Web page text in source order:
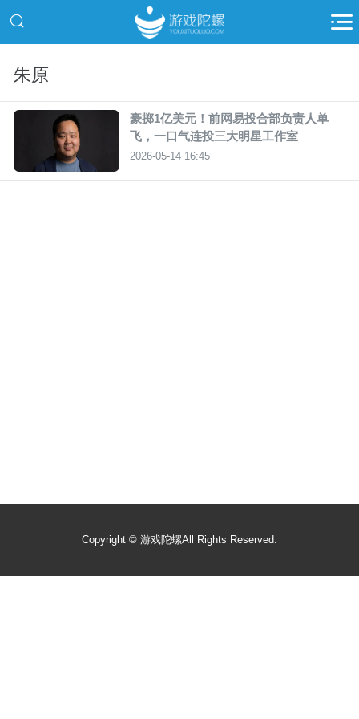
朱原
豪掷1亿美元！前网易投合部负责人单
飞，一口气连投三大明星工作室
2026-05-14 16:45
Copyright © 游戏陀螺All Rights Reserved.